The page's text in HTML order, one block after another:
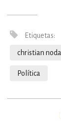
Etiquetas:
christian nodal
Política